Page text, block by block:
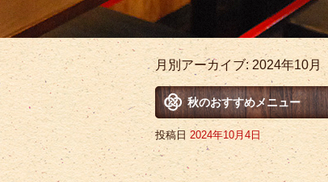
月別アーカイブ:2024年10月
秋のおすすめメニュー
投稿日 2024年10月4日